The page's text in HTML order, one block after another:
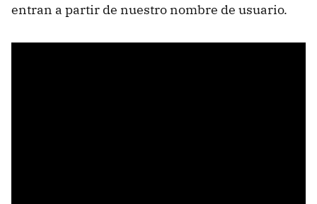
entran a partir de nuestro nombre de usuario.